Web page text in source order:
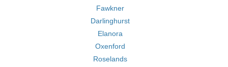
Fawkner
Darlinghurst
Elanora
Oxenford
Roselands